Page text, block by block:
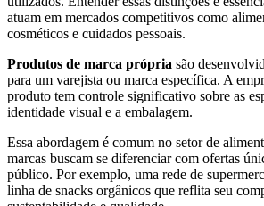
atuam em mercados competitivos como
cosméticos e cuidados pessoais.
Produtos de marca própria são
para um varejista ou marca específica. A
produto tem controle significativo sobre as
identidade visual e a embalagem.
Essa abordagem é comum no setor de
marcas buscam se diferenciar com ofertas
público. Por exemplo, uma rede de
linha de snacks orgânicos que reflita seu